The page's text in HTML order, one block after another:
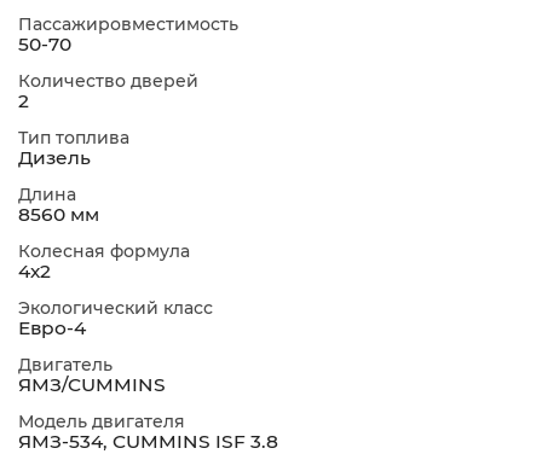
Пассажировместимость
50-70
Количество дверей
2
Тип топлива
Дизель
Длина
8560 мм
Колесная формула
4х2
Экологический класс
Евро-4
Двигатель
ЯМЗ/CUMMINS
Модель двигателя
ЯМЗ-534, CUMMINS ISF 3.8